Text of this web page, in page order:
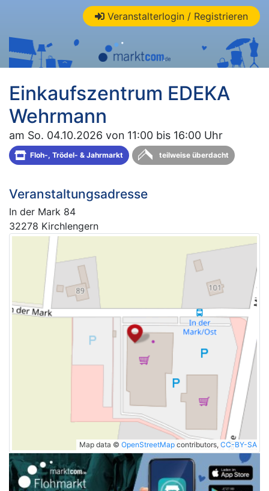
Veranstalterlogin / Registrieren
Einkaufszentrum EDEKA
Wehrmann
am So. 04.10.2026 von 11:00 bis 16:00 Uhr
Floh-, Trödel- & Jahrmarkt teilweise überdacht
Veranstaltungsadresse
In der Mark 84
32278 Kirchlengern
Map data © OpenStreetMap contributors, CC-BY-SA